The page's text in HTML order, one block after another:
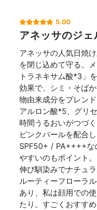
5.00
アネッサのジェ
アネッサの人気日焼
を閉じ込めて守る。
トラネキサム酸*3」
効果で、シミ・そば
物由来成分をブレン
アルロン酸*5、グリ
時間うるおいがつづ
ピンクパールを配合
SPF50+ / PA++++な
やすいのもポイント
伸び馴染みでナチュ
ルーティーフローラ
あり、私は顔用での
たり。すごくおすすめ